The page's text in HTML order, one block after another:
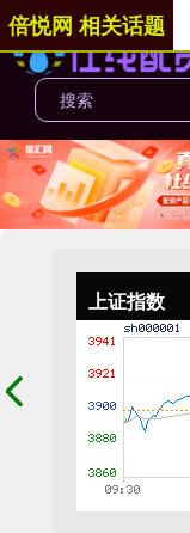
上证指数
倍悦网 相关话题